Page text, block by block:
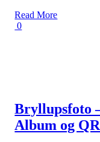
Read More
0
Bryllupsfoto
Album og